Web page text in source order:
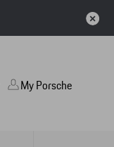
My Porsche